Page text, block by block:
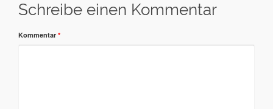
Schreibe einen Kommentar
Kommentar *